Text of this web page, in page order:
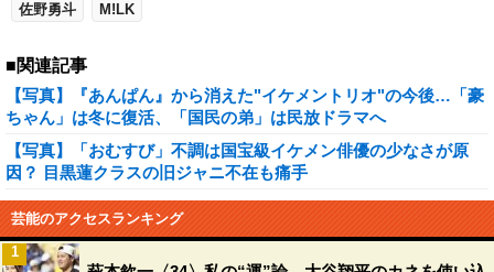
佐野勇斗 M!LK
■関連記事
【写真】『あんぱん』から消えた"イケメントリオ"の今後…「豪
ちゃん」は冬に復活、「国民の弟」は民放ドラマへ
【写真】「おむすび」不調は国宝級イケメン俳優の少なさが原
因？ 目黒蓮クラスの旧ジャニ不在も痛手
芸能のアクセスランキング
1